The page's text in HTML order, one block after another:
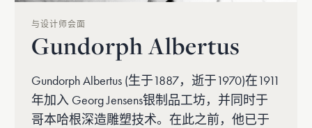
与设计师会面
Gundorph Albertus
Gundorph Albertus (生于1887，逝于1970)在1911
年加入 Georg Jensens银制品工坊，并同时于
哥本哈根深造雕塑技术。在此之前，他已于